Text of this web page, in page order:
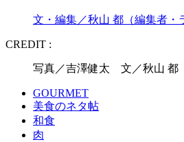
文・編集／秋山 都（編集者・
CREDIT :
写真／吉澤健太 文／秋山
GOURMET
美食のネタ帖
和食
肉